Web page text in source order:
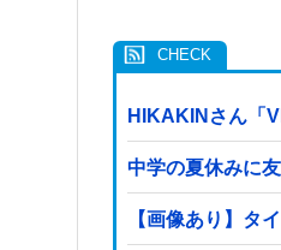
HIKAKINさん「
中学の夏休みに
【画像あり】タ